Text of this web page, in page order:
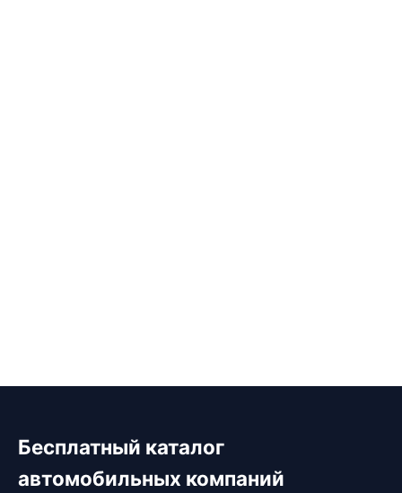
Бесплатный каталог
автомобильных компаний